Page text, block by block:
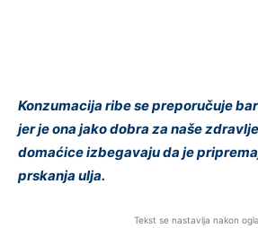
Konzumacija ribe se preporučuje
jer je ona jako dobra za naše
domaćice izbegavaju da je
prskanja ulja.
Tekst se nastavlja nakon